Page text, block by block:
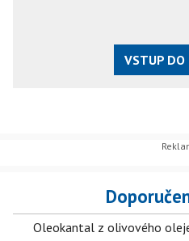
VSTUP DO
Oleokantal z olivového